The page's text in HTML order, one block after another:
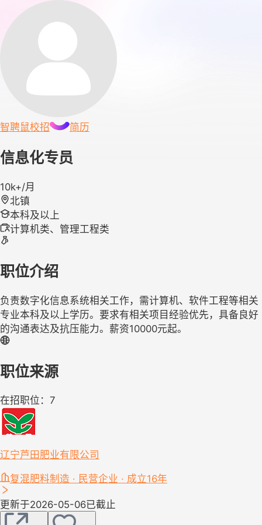
智聘鼠校招 简历
信息化专员
10k+/月
北镇
本科及以上
计算机类、管理工程类
职位介绍
负责数字化信息系统相关工作，需计算机、软件工程等相关
专业本科及以上学历。要求有相关项目经验优先，具备良好
的沟通表达及抗压能力。薪资10000元起。
职位来源
在招职位：7
辽宁芦田肥业有限公司
复混肥料制造 · 民营企业 · 成立16年
更新于2026-05-06已截止